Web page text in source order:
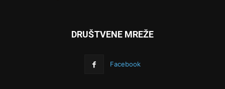
DRUŠTVENE MREŽE
Facebook